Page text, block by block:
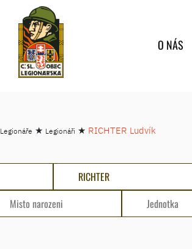
O NÁS
★ Legionáři ★ RICHTER Ludvík